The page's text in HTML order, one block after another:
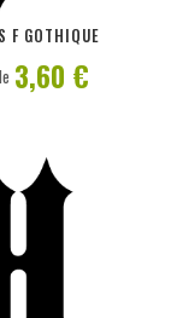
F GOTHIQUE
3,60 €